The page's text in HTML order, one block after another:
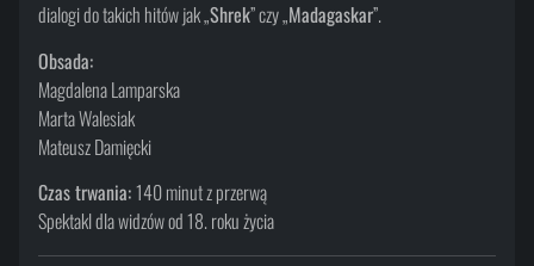
dialogi do takich hitów jak „Shrek” czy „Madagaskar”.
Obsada:
Magdalena Lamparska
Marta Walesiak
Mateusz Damięcki
Czas trwania:140 minut z przerwą
Spektakl dla widzów od 18. roku życia